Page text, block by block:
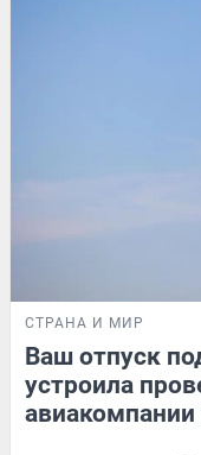
СТРАНА И МИР
Ваш отпуск
устроила
авиакомпании